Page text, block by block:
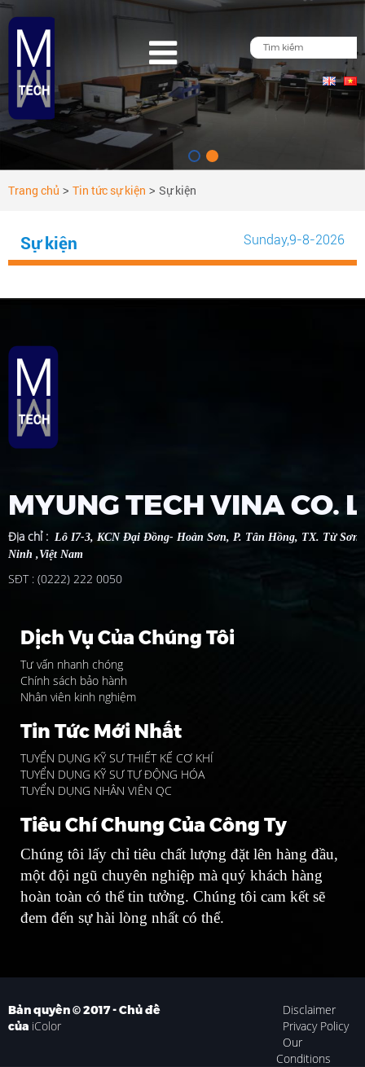
Trang chủ > Tin tức sự kiện > Sự kiện
Sự kiện Sunday,9-8-2026
MYUNG TECH VINA CO.
Địa chỉ : Lô I7-3, KCN Đại Đồng- Hoàn Sơn, P. Tân Hồng, TX. Từ Sơn
Ninh ,Việt Nam
SĐT : (0222) 222 0050
Dịch Vụ Của Chúng Tôi
Tư vấn nhanh chóng
Chính sách bảo hành
Nhân viên kinh nghiệm
Tin Tức Mới Nhất
TUYỂN DỤNG KỸ SƯ THIẾT KẾ CƠ KHÍ
TUYỂN DỤNG KỸ SƯ TỰ ĐỘNG HÓA
TUYỂN DỤNG NHÂN VIÊN QC
Tiêu Chí Chung Của Công Ty
Chúng tôi lấy chỉ tiêu chất lượng đặt lên hàng đầu,
một đội ngũ chuyên nghiệp mà quý khách hàng
hoàn toàn có thể tin tưởng. Chúng tôi cam kết sẽ
đem đến sự hài lòng nhất có thể.
Bản quyền © 2017 - Chủ đề
của iColor
Disclaimer
Privacy Policy
Our
Conditions